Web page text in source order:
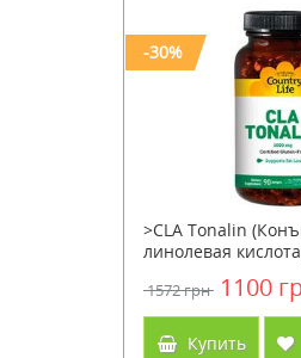
-30%
>CLA Tonalin
линолевая
Life
1572 грн 1100
Купить